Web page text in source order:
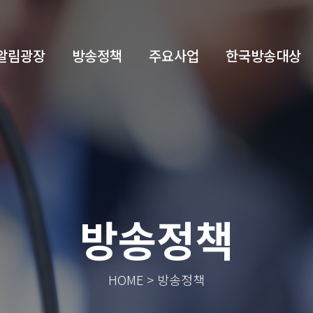
림광장 방송정책 주요사업 한국방송대상
방송정책
HOME > 방송정책